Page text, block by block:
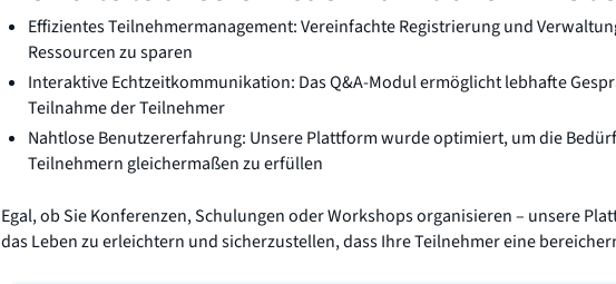
Effizientes Teilnehmermanagement: Vereinfachte Registrierung und
Ressourcen zu sparen
Interaktive Echtzeitkommunikation: Das Q&A-Modul ermöglicht lebhafte
Teilnahme der Teilnehmer
Nahtlose Benutzererfahrung: Unsere Plattform wurde optimiert, um die
Teilnehmern gleichermaßen zu erfüllen
Egal, ob Sie Konferenzen, Schulungen oder Workshops organisieren – unsere
das Leben zu erleichtern und sicherzustellen, dass Ihre Teilnehmer eine